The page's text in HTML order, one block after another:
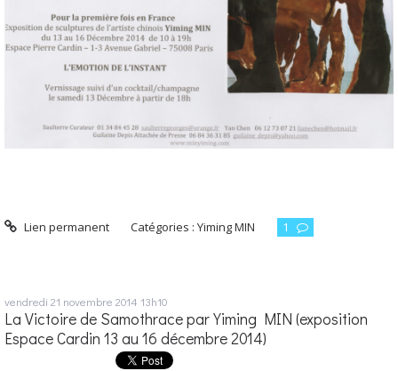
Lien permanent Catégories :Yiming MIN 1
vendredi 21 novembre 2014 13h10
La Victoire de Samothrace par Yiming MIN (exposition
Espace Cardin 13 au 16 décembre 2014)